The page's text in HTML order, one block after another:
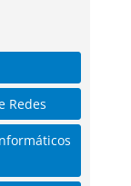
Redes